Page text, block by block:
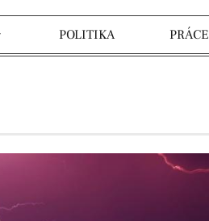
POLITIKA PRÁCE